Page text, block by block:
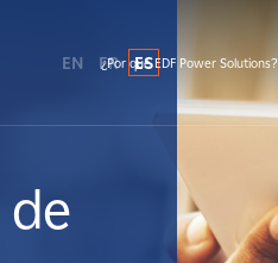
EN FR ES
¿Por qué EDF Power Solutions?